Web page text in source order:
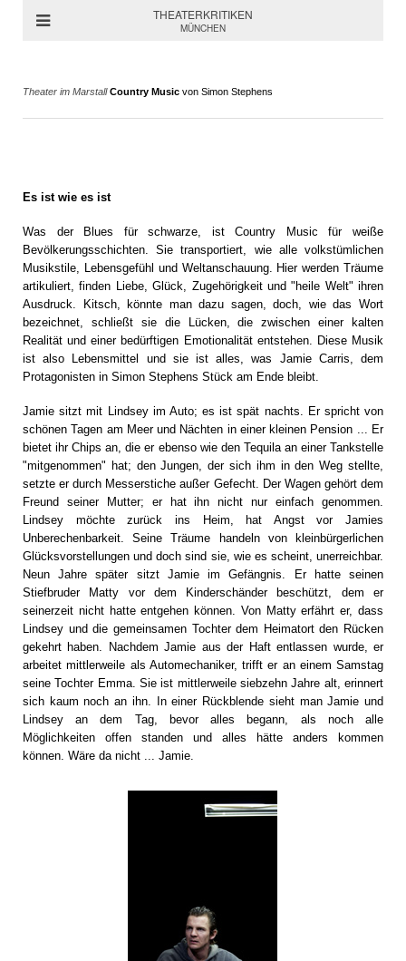
THEATERKRITIKEN
MÜNCHEN
Theater im MarstallCountry Music von Simon Stephens
Es ist wie es ist
Was der Blues für schwarze, ist Country Music für weiße
Bevölkerungsschichten. Sie transportiert, wie alle volkstümlichen
Musikstile, Lebensgefühl und Weltanschauung. Hier werden Träume
artikuliert, finden Liebe, Glück, Zugehörigkeit und "heile Welt" ihren
Ausdruck. Kitsch, könnte man dazu sagen, doch, wie das Wort
bezeichnet, schließt sie die Lücken, die zwischen einer kalten
Realität und einer bedürftigen Emotionalität entstehen. Diese Musik
ist also Lebensmittel und sie ist alles, was Jamie Carris, dem
Protagonisten in Simon Stephens Stück am Ende bleibt.
Jamie sitzt mit Lindsey im Auto; es ist spät nachts. Er spricht von
schönen Tagen am Meer und Nächten in einer kleinen Pension ... Er
bietet ihr Chips an, die er ebenso wie den Tequila an einer Tankstelle
"mitgenommen" hat; den Jungen, der sich ihm in den Weg stellte,
setzte er durch Messerstiche außer Gefecht. Der Wagen gehört dem
Freund seiner Mutter; er hat ihn nicht nur einfach genommen.
Lindsey möchte zurück ins Heim, hat Angst vor Jamies
Unberechenbarkeit. Seine Träume handeln von kleinbürgerlichen
Glücksvorstellungen und doch sind sie, wie es scheint, unerreichbar.
Neun Jahre später sitzt Jamie im Gefängnis. Er hatte seinen
Stiefbruder Matty vor dem Kinderschänder beschützt, dem er
seinerzeit nicht hatte entgehen können. Von Matty erfährt er, dass
Lindsey und die gemeinsamen Tochter dem Heimatort den Rücken
gekehrt haben. Nachdem Jamie aus der Haft entlassen wurde, er
arbeitet mittlerweile als Automechaniker, trifft er an einem Samstag
seine Tochter Emma. Sie ist mittlerweile siebzehn Jahre alt, erinnert
sich kaum noch an ihn. In einer Rückblende sieht man Jamie und
Lindsey an dem Tag, bevor alles begann, als noch alle
Möglichkeiten offen standen und alles hätte anders kommen
können. Wäre da nicht ... Jamie.